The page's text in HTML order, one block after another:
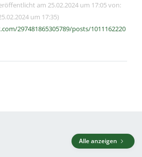
am 25.02.2024 um 17:05 von:
um 17:35)
297481865305789/posts/1011162220
Alle anzeigen